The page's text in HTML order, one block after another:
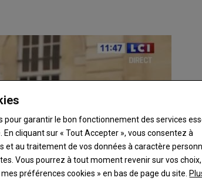
pour garantir le bon fonctionnement des services
En cliquant sur « Tout Accepter », vous consentez à
et au traitement de vos données à caractère
Vous pourrez à tout moment revenir sur vos
préférences cookies » en bas de page du site.